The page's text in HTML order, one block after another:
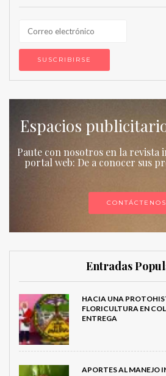
Espacios
Paute con nosotros en la revista
portal web: De a conocer sus
CONTÁCTENOS
Entradas
HACIA UNA
FLORICULTURA EN
ENTREGA
APORTES AL MANEJO